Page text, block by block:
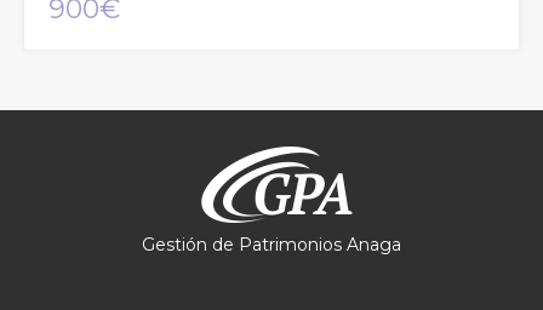
900€
Gestión de Patrimonios Anaga